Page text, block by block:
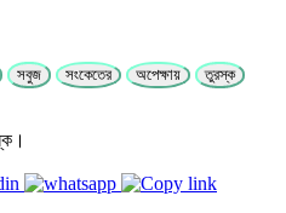
সবুজ সংকেতের অপেক্ষায় তুরস্ক